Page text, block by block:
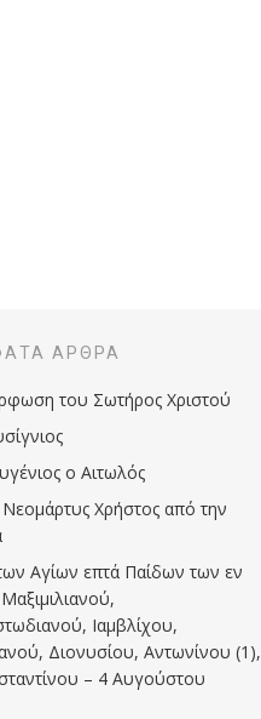
ΆΡΘΡΑ
του Σωτήρος Χριστού
ο Αιτωλός
Χρήστος από την
Aγίων επτά Παίδων των εν
Iαμβλίχου,
Διονυσίου, Aντωνίνου (1),
– 4 Αυγούστου